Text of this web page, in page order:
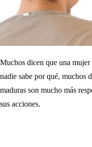
Muchos dicen que una
nadie sabe por qué, muchos
maduras son mucho más
sus acciones.